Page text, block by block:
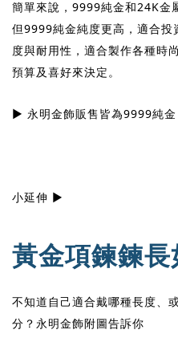
簡單來說， 9999純金和24K金
但9999純金純度更高，適合投
度與耐用性，適合製作各種時
預算及喜好來決定。
▶ 永明金飾販售皆為9999純金
小延伸 ▶
黃金項鍊鍊長
不知道自己適合戴哪種長度、
分？永明金飾附圖告訴你